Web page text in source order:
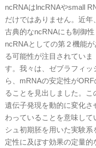
ncRNAはlncRNAやsmall
だけではありません。近年、
古典的なncRNAにも制御性
ncRNAとしての第２機能が
る可能性が注目されていま
す。我々は、ゼブラフィ
ら、mRNAの安定性が
ることを見出しました。
遺伝子発現を動的に変化
わっていることを意味し
シュ初期胚を用いた実験
定性に及ぼす効果の定量